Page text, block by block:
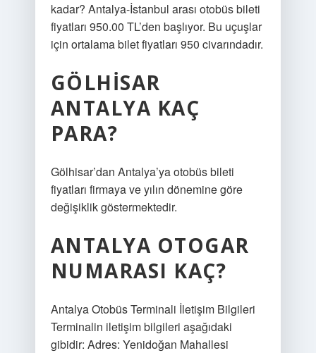
kadar? Antalya-İstanbul arası otobüs bileti
fiyatları 950.00 TL’den başlıyor. Bu uçuşlar
için ortalama bilet fiyatları 950 civarındadır.
GÖLHISAR
ANTALYA KAÇ
PARA?
Gölhisar’dan Antalya’ya otobüs bileti
fiyatları firmaya ve yılın dönemine göre
değişiklik göstermektedir.
ANTALYA OTOGAR
NUMARASI KAÇ?
Antalya Otobüs Terminali İletişim Bilgileri
Terminalin iletişim bilgileri aşağıdaki
gibidir: Adres: Yenidoğan Mahallesi